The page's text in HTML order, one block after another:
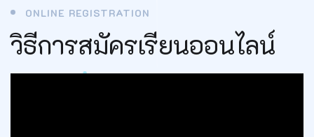
ONLINE REGISTRATION
วิธีการสมัครเรียนออนไลน์